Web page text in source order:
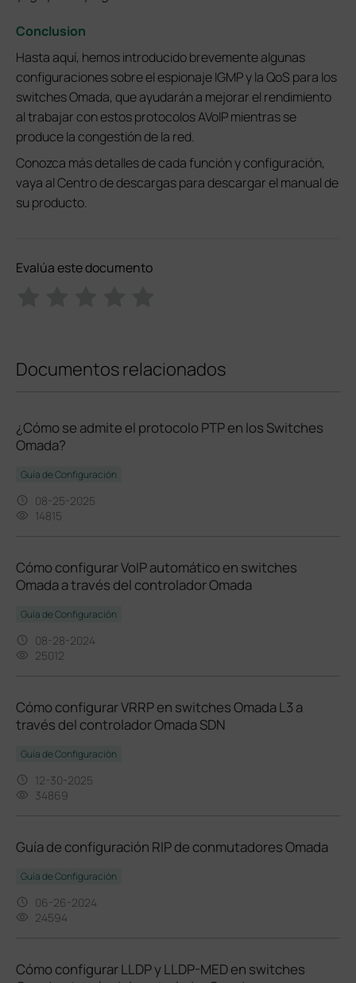
Conclusion
Hasta aquí, hemos introducido brevemente algunas
configuraciones sobre el espionaje IGMP y la QoS para los
switches Omada, que ayudarán a mejorar el rendimiento
al trabajar con estos protocolos AVoIP mientras se
produce la congestión de la red.
Conozca más detalles de cada función y configuración,
vaya al Centro de descargas para descargar el manual de
su producto.
Evalúa este documento
Documentos relacionados
¿Cómo se admite el protocolo PTP en los Switches
Omada?
Guía de Configuración
08-25-2025
14815
Cómo configurar VoIP automático en switches
Omada a través del controlador Omada
Guía de Configuración
08-28-2024
25012
Cómo configurar VRRP en switches Omada L3 a
través del controlador Omada SDN
Guía de Configuración
12-30-2025
34869
Guía de configuración RIP de conmutadores Omada
Guía de Configuración
06-26-2024
24594
Cómo configurar LLDP y LLDP-MED en switches